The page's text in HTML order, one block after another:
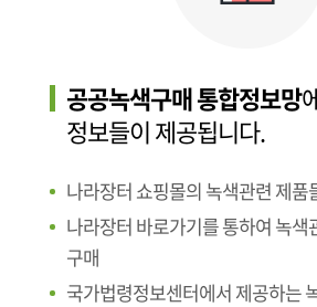
공공녹색구매 통합정보망
정보들이 제공됩니다.
나라장터 쇼핑몰의 녹색관련 제품
나라장터 바로가기를 통하여 녹색
구매
국가법령정보센터에서 제공하는